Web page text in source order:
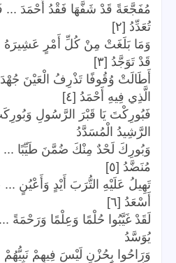
مُفَجَّعَةً قَدْ شَفَّهَا فَقْدُ أَحْمَدَ ...
تُعَدِّدُ [٢]
وَمَا بَلَغَتْ مِنْ كُلِّ أَمْرٍ عَشِيرَهُ
قَدْ تَوَجَّدُ [٣]
أَطَالَتْ وُقُوفًا تَذْرِفُ الْعَيْنَ
الَّذِي فِيهِ أَحْمَدُ [٤]
فَبُورِكْتَ يَا قَبْرَ الرَّسُولِ
الرَّشِيدُ الْمُسَدَّدُ
وَبُورِكَ لَحْدٌ مِنْكَ ضُمَّنَ طَيِّبًا ...
مُنَضَّدُ [٥]
تَهِيلُ عَلَيْهِ التُّرَبَ أَيْدٍ وَأَعْيُنٍ
أَسْعَدُ [٦]
لَقَدْ غَيَّبُوا حُلْمًا وَعِلْمًا وَرَحْمَةً
يُوَسَّدُ
وَرَاحُوا بِحُزْنٍ لَيْسَ فِيهِمْ